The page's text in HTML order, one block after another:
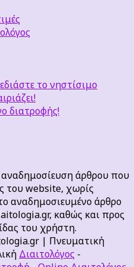
το νηστίσιμο
διατροφής!
άρθρου που
του website, χωρίς
αναδημοσιευμένο άρθρο
καθώς και προς
του χρήστη.
| Πνευματική
Διαιτολόγος -